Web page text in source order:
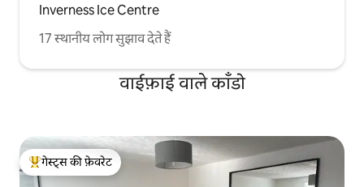
Inverness Ice Centre
17 स्थानीय लोग सुझाव देते हैं
वाईफ़ाई वाले काँडो
गेस्ट्स का टॉप फ़ेवरेट
गेस्ट्स की फ़ेवरेट